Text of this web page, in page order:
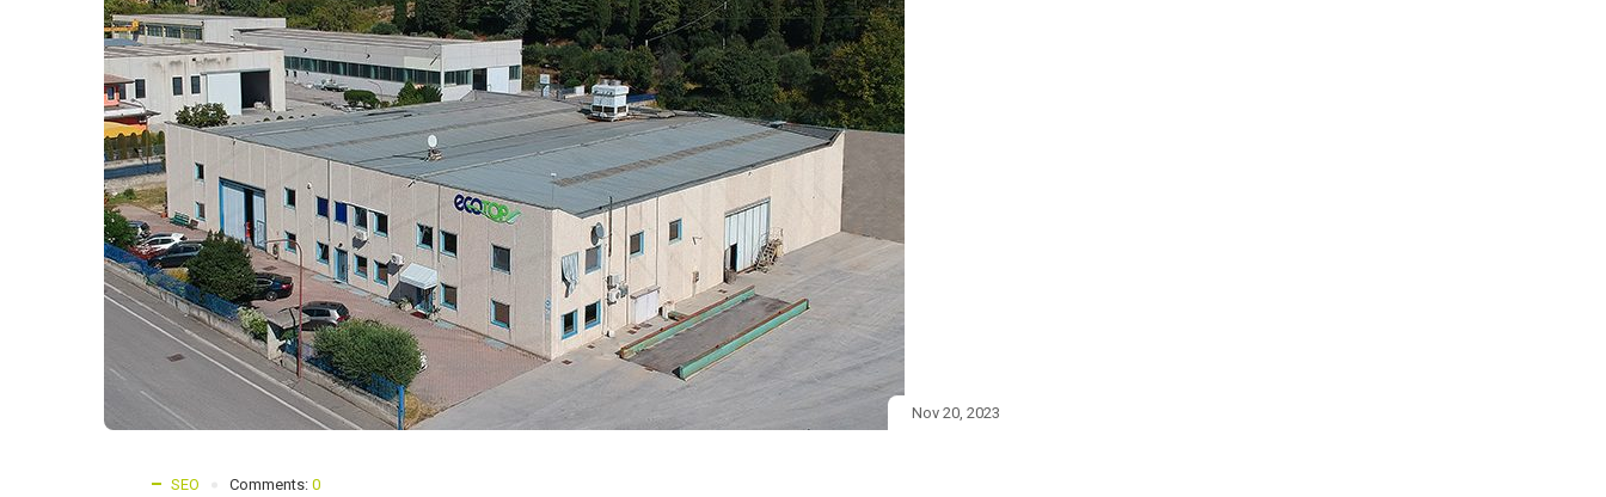
Nov 20, 2023
SEO Comments: 0